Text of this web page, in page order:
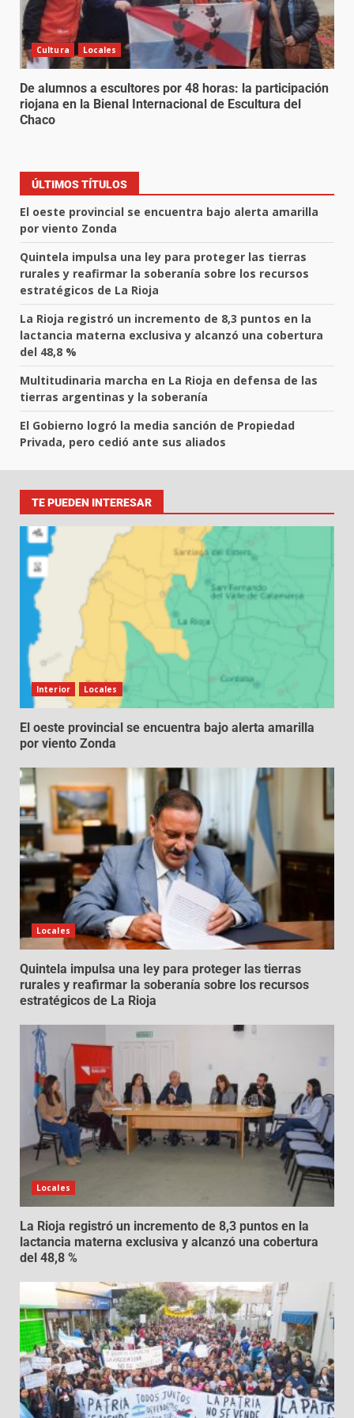
Cultura Locales
De alumnos a escultores por 48 horas: la participación
riojana en la Bienal Internacional de Escultura del
Chaco
ÚLTIMOS TÍTULOS
El oeste provincial se encuentra bajo alerta amarilla
por viento Zonda
Quintela impulsa una ley para proteger las tierras
rurales y reafirmar la soberanía sobre los recursos
estratégicos de La Rioja
La Rioja registró un incremento de 8,3 puntos en la
lactancia materna exclusiva y alcanzó una cobertura
del 48,8 %
Multitudinaria marcha en La Rioja en defensa de las
tierras argentinas y la soberanía
El Gobierno logró la media sanción de Propiedad
Privada, pero cedió ante sus aliados
TE PUEDEN INTERESAR
Interior Locales
El oeste provincial se encuentra bajo alerta amarilla
por viento Zonda
Locales
Quintela impulsa una ley para proteger las tierras
rurales y reafirmar la soberanía sobre los recursos
estratégicos de La Rioja
Locales
La Rioja registró un incremento de 8,3 puntos en la
lactancia materna exclusiva y alcanzó una cobertura
del 48,8 %